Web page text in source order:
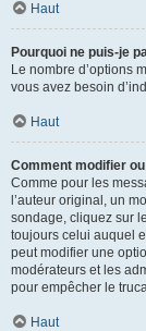
Haut
Pourquoi ne puis-je
Le nombre d’options
vous avez besoin
Haut
Comment modifier
Comme pour les
l’auteur original, un
sondage, cliquez sur
toujours celui auquel
peut modifier une
modérateurs et les
pour empêcher le
Haut